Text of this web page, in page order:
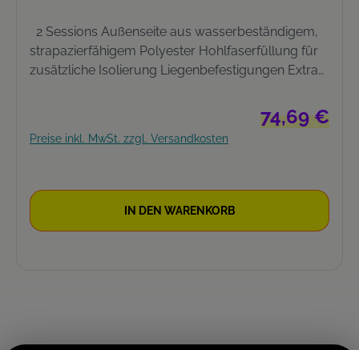
strapazierfähigem Polyester Hohlfaserfüllung für
zusätzliche Isolierung Liegenbefestigungen Extra
Transportgröße Lieferung inkl. Tasche 220 cm x
Regulärer
74,69 €
Preise inkl. MwSt. zzgl. Versandkosten
IN DEN WARENKORB